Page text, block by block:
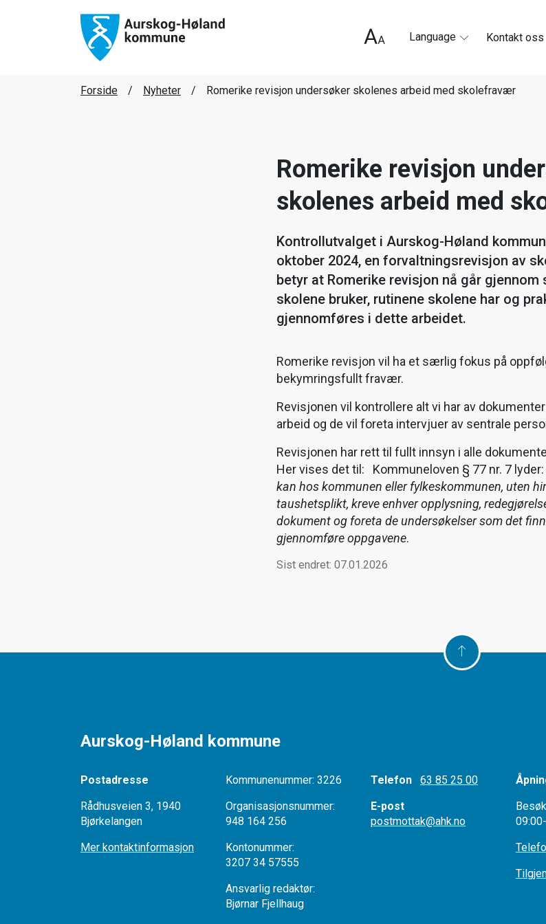
Language Kontakt oss
Forside Nyheter Romerike revisjon undersøker skolenes arbeid med skolefravær
Romerike revisjon
skolenes arbeid med
Kontrollutvalget i Aurskog-Høland
oktober 2024, en forvaltningsrevisjon av
betyr at Romerike revisjon nå går gjennom
skolene bruker, rutinene skolene har og
gjennomføres i dette arbeidet.
Romerike revisjon vil ha et særlig fokus på
bekymringsfullt fravær.
Revisjonen vil kontrollere alt vi har av
arbeid og de vil foreta intervjuer av sentrale
Revisjonen har rett til fullt innsyn i alle
Her vises det til: Kommuneloven § 77 nr. 7 lyder:
kan hos kommunen eller fylkeskommunen, uten
taushetsplikt, kreve enhver opplysning,
dokument og foreta de undersøkelser som det
gjennomføre oppgavene.
Sist endret: 07.01.2026
Aurskog-Høland kommune
Postadresse
Rådhusveien 3, 1940
Bjørkelangen
Mer kontaktinformasjon
Kommunenummer: 3226
Organisasjonsnummer:
948 164 256
Kontonummer:
3207 34 57555
Ansvarlig redaktør:
Bjørnar Fjellhaug
Telefon 63 85 25 00
E-post
postmottak@ahk.no